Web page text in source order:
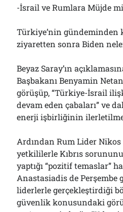
-İsrail ve Rumlara Müjde
Türkiye’nin gündeminden
ziyaretten sonra Biden
Beyaz Saray’ın
Başbakanı Benyamin
görüşüp, “Türkiye-İsrail
devam eden çabaları” ve
enerji işbirliğinin
Ardından Rum Lider Nikos
yetkililerle Kıbrıs
yaptığı “pozitif temaslar”
Anastasiadis de Perşembe
liderlerle gerçekleştirdiği
güvenlik konusundaki